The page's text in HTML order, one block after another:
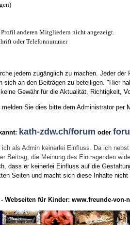
anderen Mitgliedern nicht angezeigt.
oder Telefonnummer
jedem zugänglich zu machen. Jeder
an den Beiträgen zu beteiligen. "Hier
Gewähr für die Aktualität, Richtigkeit,
Sie dies bitte dem Administrator per
kath-zdw.ch/forum oder
als Admin keinerlei Einfluss. Da ich
die Meinung des Eintragenden
dass er keinerlei Einfluss auf die
Seiten und macht sich diese Inhalte nicht
Webseiten für Kinder: www.freunde-von-